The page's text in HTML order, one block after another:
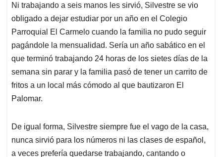
Ni trabajando a seis manos les sirvió, Silvestre se vio
obligado a dejar estudiar por un año en el Colegio
Parroquial El Carmelo cuando la familia no pudo seguir
pagándole la mensualidad. Sería un año sabático en el
que terminó trabajando 24 horas de los sietes días de la
semana sin parar y la familia pasó de tener un carrito de
fritos a un local más cómodo al que bautizaron El
Palomar.
De igual forma, Silvestre siempre fue el vago de la casa,
nunca sirvió para los números ni las clases de español,
a veces prefería quedarse trabajando, cantando o